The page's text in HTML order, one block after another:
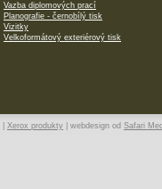
Vazba diplomových prací
Planografie - černobílý tisk
Vizitky
Velkoformátový exteriérový tisk
Xerox produkty | webdesign od Safari